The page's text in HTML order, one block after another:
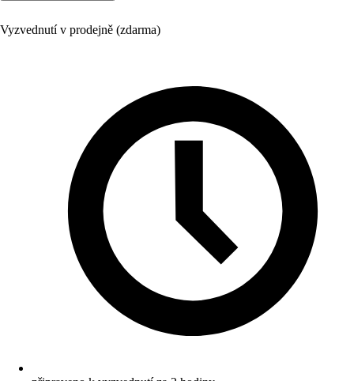
Vyzvednutí v prodejně (zdarma)